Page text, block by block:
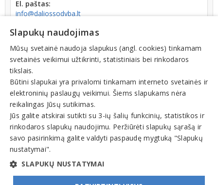
El. paštas:
info@daliossodyba.lt
Tinklalapis:
www.daliossodyba.lt
Darbo laikas:
atidarytaV: 00:00 - 24:00
Veiklos sritys
Kaimo turizmas, kempingai
Slapukų naudojimas
Mūsų svetainė naudoja slapukus (angl. cookies) tinkamam
svetainės veikimui užtikrinti, statistiniais bei rinkodaros
tikslais.
Būtini slapukai yra privalomi tinkamam interneto svetainės ir
elektroninių paslaugų veikimui. Šiems slapukams nėra
reikalingas Jūsų sutikimas.
Jūs galite atskirai sutikti su 3-ių šalių funkcinių, statistikos ir
rinkodaros slapukų naudojimu. Peržiūrėti slapukų sąrašą ir
savo pasirinkimą galite valdyti paspaudę mygtuką "Slapukų
nustatymai".
SLAPUKŲ NUSTATYMAI